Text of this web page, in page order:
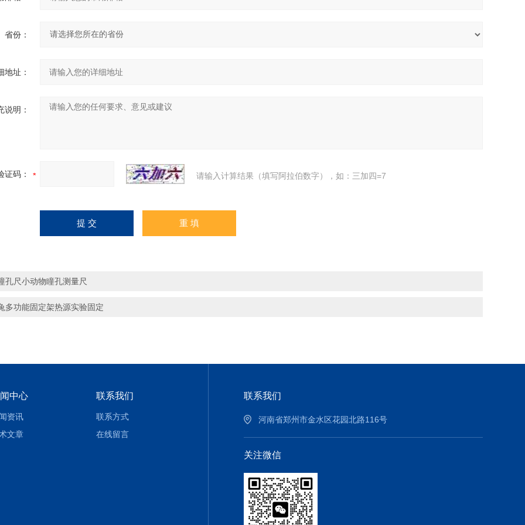
省份：
地址：
说明：
证码： 请输入计算结果（填写阿拉伯数字），如：三加四=7
孔尺小动物瞳孔测量尺
多功能固定架热源实验固定
中心
资讯
文章
联系我们
联系方式
在线留言
联系我们
河南省郑州市金水区花园北路116号
关注微信